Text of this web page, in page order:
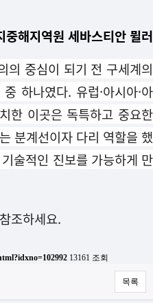
중해지역원 세바스티안 뮐러
의 중심이 되기 전 구세계의
하나였다. 유럽·아시아·아
한 이곳은 독특하고 중요한
분계선이자 다리 역할을 했
술적인 진보를 가능하게 만
조하세요.
13161 조회
목록